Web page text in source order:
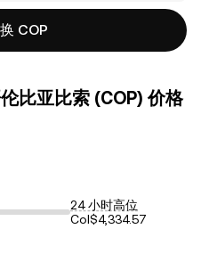
COP
比亚比索 (COP) 价格
24 小时高位
Col$4,334.57